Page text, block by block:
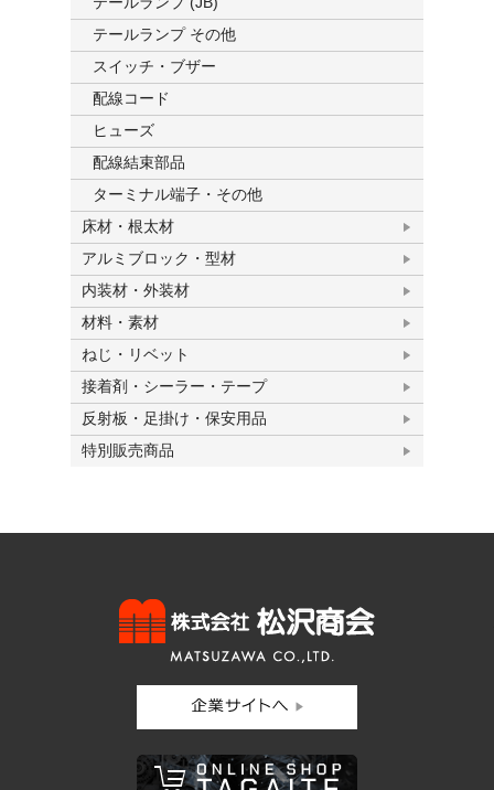
テールランプ その他
スイッチ・ブザー
配線コード
ヒューズ
配線結束部品
ターミナル端子・その他
床材・根太材
アルミブロック・型材
内装材・外装材
材料・素材
ねじ・リベット
接着剤・シーラー・テープ
反射板・足掛け・保安用品
特別販売商品